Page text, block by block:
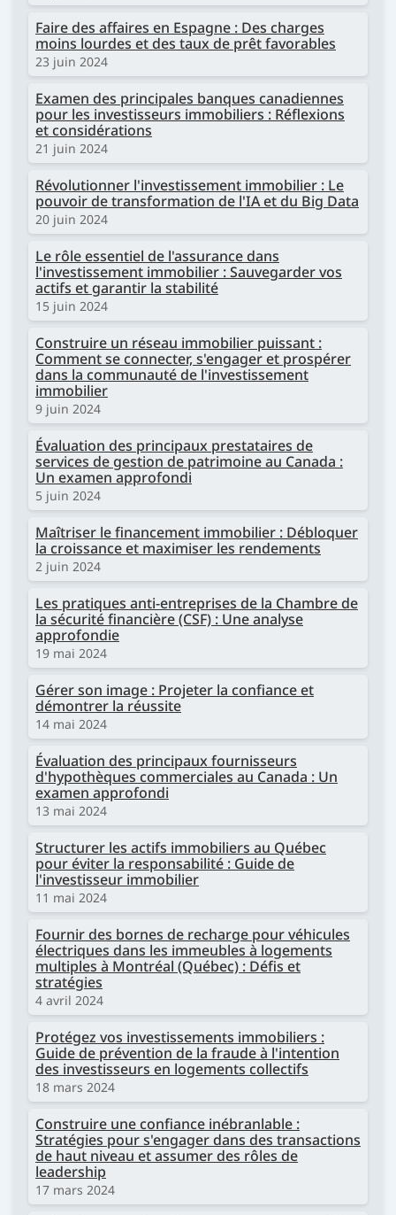
Faire des affaires en Espagne : Des charges
moins lourdes et des taux de prêt favorables
23 juin 2024
Examen des principales banques canadiennes
pour les investisseurs immobiliers : Réflexions
et considérations
21 juin 2024
Révolutionner l'investissement immobilier : Le
pouvoir de transformation de l'IA et du Big Data
20 juin 2024
Le rôle essentiel de l'assurance dans
l'investissement immobilier : Sauvegarder vos
actifs et garantir la stabilité
15 juin 2024
Construire un réseau immobilier puissant :
Comment se connecter, s'engager et prospérer
dans la communauté de l'investissement
immobilier
9 juin 2024
Évaluation des principaux prestataires de
services de gestion de patrimoine au Canada :
Un examen approfondi
5 juin 2024
Maîtriser le financement immobilier : Débloquer
la croissance et maximiser les rendements
2 juin 2024
Les pratiques anti-entreprises de la Chambre de
la sécurité financière (CSF) : Une analyse
approfondie
19 mai 2024
Gérer son image : Projeter la confiance et
démontrer la réussite
14 mai 2024
Évaluation des principaux fournisseurs
d'hypothèques commerciales au Canada : Un
examen approfondi
13 mai 2024
Structurer les actifs immobiliers au Québec
pour éviter la responsabilité : Guide de
l'investisseur immobilier
11 mai 2024
Fournir des bornes de recharge pour véhicules
électriques dans les immeubles à logements
multiples à Montréal (Québec) : Défis et
stratégies
4 avril 2024
Protégez vos investissements immobiliers :
Guide de prévention de la fraude à l'intention
des investisseurs en logements collectifs
18 mars 2024
Construire une confiance inébranlable :
Stratégies pour s'engager dans des transactions
de haut niveau et assumer des rôles de
leadership
17 mars 2024